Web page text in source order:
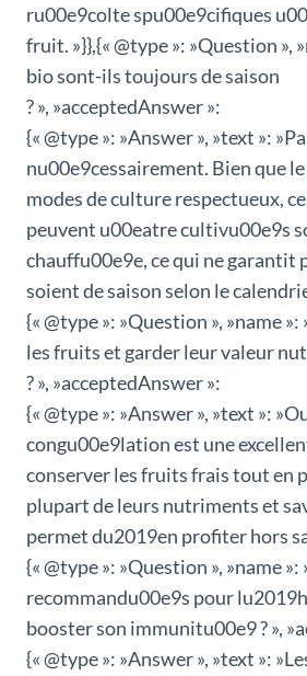
ru00e9colte spu00e9cifiques
fruit. »}},{« @type »: »Question »,
bio sont-ils toujours de saison
? », »acceptedAnswer »:
{« @type »: »Answer », »text »:
nu00e9cessairement. Bien que
modes de culture respectueux,
peuvent u00eatre cultivu00e9s
chauffu00e9e, ce qui ne garantit
soient de saison selon le
{« @type »: »Question », »name
les fruits et garder leur valeur
? », »acceptedAnswer »:
{« @type »: »Answer », »text »:
congu00e9lation est une
conserver les fruits frais tout en
plupart de leurs nutriments et
permet du2019en profiter hors
{« @type »: »Question », »name
recommandu00e9s pour
booster son immunitu00e9 ? »,
{« @type »: »Answer », »text »: